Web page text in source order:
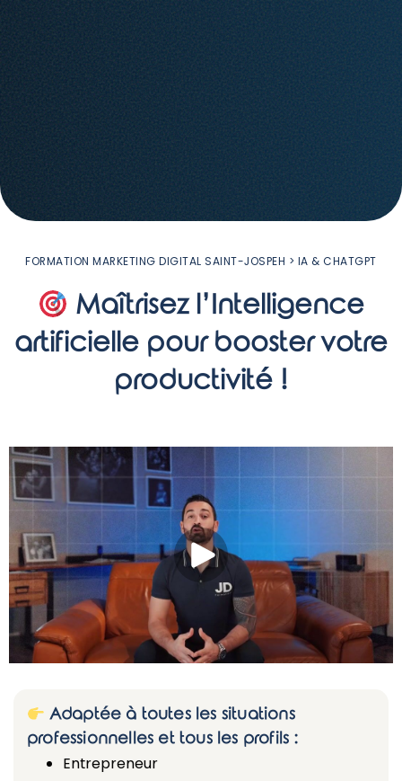
FORMATION MARKETING DIGITAL SAINT-JOSPEH > IA & CHATGPT
Maîtrisez l’Intelligence
artificielle pour booster votre
productivité !
Adaptée à toutes les situations
professionnelles et tous les profils :
Entrepreneur